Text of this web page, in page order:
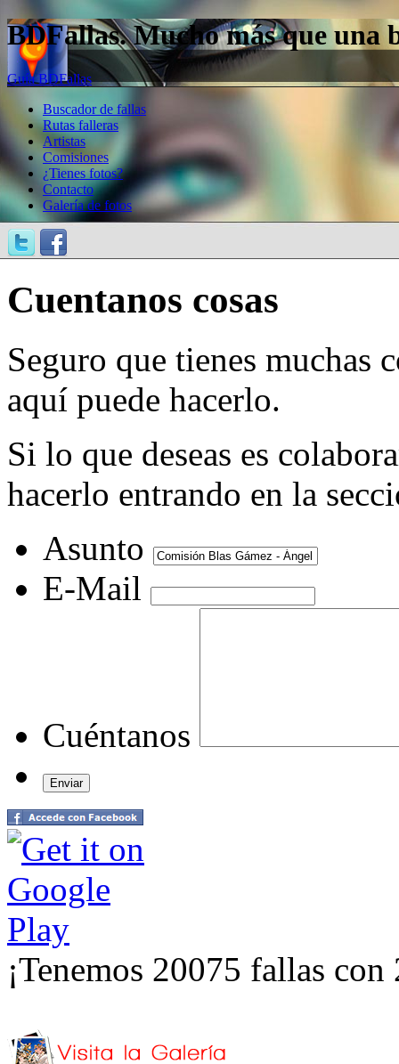
BDFallas. Mucho más que una
Guía BDFallas
Buscador de fallas
Rutas falleras
Artistas
Comisiones
¿Tienes fotos?
Contacto
Galería de fotos
Cuentanos cosas
Seguro que tienes muchas
aquí puede hacerlo.
Si lo que deseas es
hacerlo entrando en la
Asunto
E-Mail
Cuéntanos
¡Tenemos 20075 fallas